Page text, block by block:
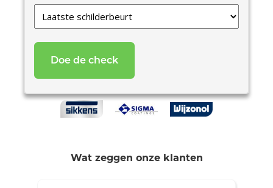
Laatste
schilderbeurt
Wat zeggen onze klanten